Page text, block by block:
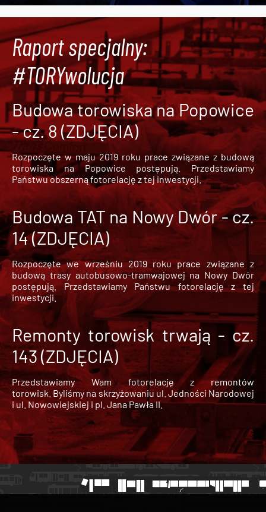
Raport specjalny:
#TORYwolucja
Budowa torowiska na Popowice
- cz. 8 (ZDJĘCIA)
Rozpoczęte w maju 2019 roku prace związane z budową
torowiska na Popowice
postępują. Przedstawiamy
Państwu obszerną fotorelację z tej inwestycji.
Budowa TAT na Nowy Dwór - cz.
14 (ZDJĘCIA)
Rozpoczęte we wrześniu 2019 roku prace związane z
budową trasy autobusowo-tramwajowej na Nowy Dwór
postępują. Przedstawiamy Państwu fotorelację z tej
inwestycji.
Remonty torowisk trwają - cz.
143 (ZDJĘCIA)
Przedstawiamy Wam fotorelację z remontów
torowisk. Byliśmy na skrzyżowaniu ul. Jedności Narodowej
i ul. Nowowiejskiej i pl. Jana Pawła II.